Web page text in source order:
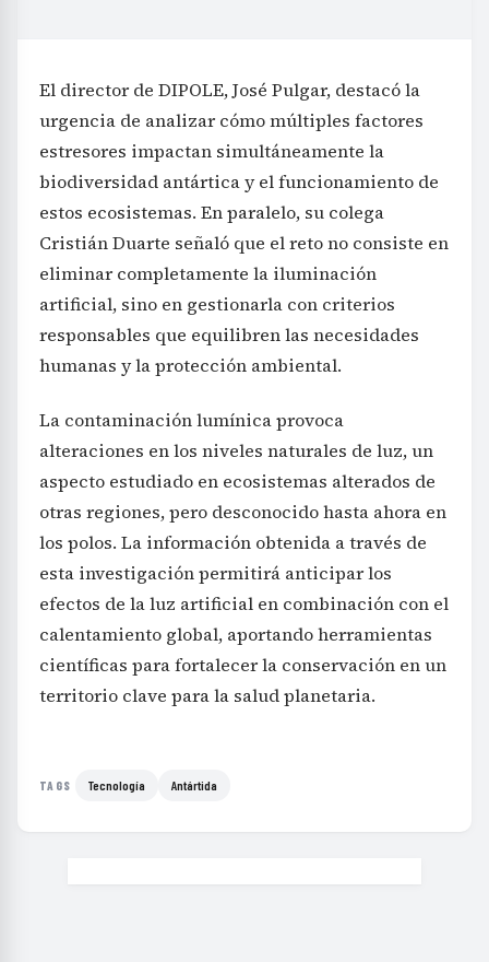
El director de DIPOLE, José Pulgar, destacó la
urgencia de analizar cómo múltiples factores
estresores impactan simultáneamente la
biodiversidad antártica y el funcionamiento de
estos ecosistemas. En paralelo, su colega
Cristián Duarte señaló que el reto no consiste en
eliminar completamente la iluminación
artificial, sino en gestionarla con criterios
responsables que equilibren las necesidades
humanas y la protección ambiental.
La contaminación lumínica provoca
alteraciones en los niveles naturales de luz, un
aspecto estudiado en ecosistemas alterados de
otras regiones, pero desconocido hasta ahora en
los polos. La información obtenida a través de
esta investigación permitirá anticipar los
efectos de la luz artificial en combinación con el
calentamiento global, aportando herramientas
científicas para fortalecer la conservación en un
territorio clave para la salud planetaria.
TAGS Tecnología Antártida